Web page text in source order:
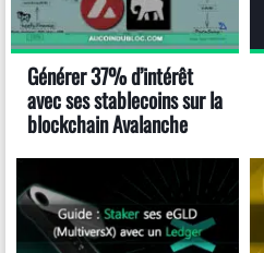
Générer 37% d’intérêt
avec ses stablecoins sur la
blockchain Avalanche